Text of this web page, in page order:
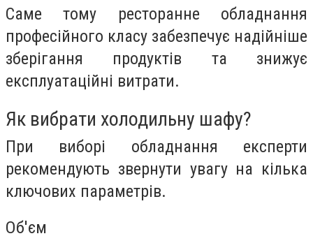
Саме тому ресторанне обладнання
професійного класу забезпечує надійніше
зберігання продуктів та знижує
експлуатаційні витрати.
Як вибрати холодильну шафу?
При виборі обладнання експерти
рекомендують звернути увагу на кілька
ключових параметрів.
Об'єм